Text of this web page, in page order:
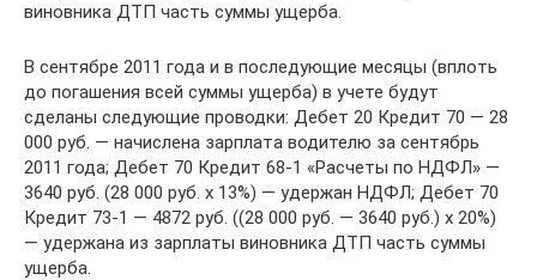
виновника ДТП часть суммы ущерба.
В сентябре 2011 года и в последующие месяцы (вплоть
до погашения всей суммы ущерба) в учете будут
сделаны следующие проводки: Дебет 20 Кредит 70 — 28
000 руб. — начислена зарплата водителю за сентябрь
2011 года; Дебет 70 Кредит 68-1 «Расчеты по НДФЛ» —
3640 руб. (28 000 руб. х 13%) — удержан НДФЛ; Дебет 70
Кредит 73-1 — 4872 руб. ((28 000 руб. — 3640 руб.) х 20%)
— удержана из зарплаты виновника ДТП часть суммы
ущерба.